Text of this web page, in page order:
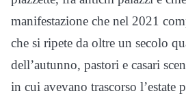
manifestazione che nel 2021
che si ripete da oltre un secolo
dell’autunno, pastori e casari
in cui avevano trascorso l’estate